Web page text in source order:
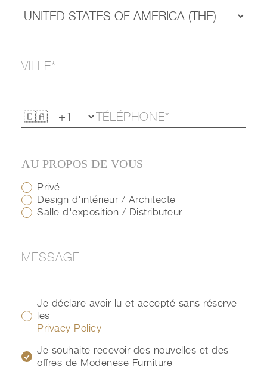
AU PROPOS DE VOUS
Privé
Design d'intérieur / Architecte
Salle d'exposition / Distributeur
Je déclare avoir lu et accepté sans réserve
les
Privacy Policy
Je souhaite recevoir des nouvelles et des
offres de Modenese Furniture